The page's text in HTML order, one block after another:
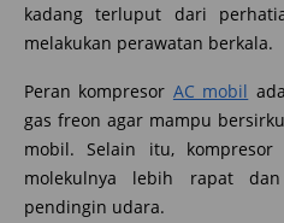
kadang terluput dari
melakukan perawatan berkala.
Peran kompresor AC mobil
gas freon agar mampu
mobil. Selain itu,
molekulnya lebih rapat
pendingin udara.